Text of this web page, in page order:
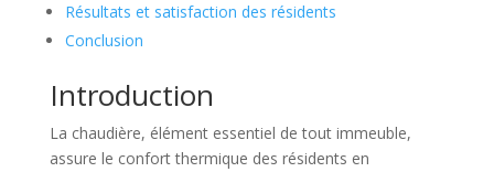
Résultats et satisfaction des résidents
Conclusion
Introduction
La chaudière, élément essentiel de tout immeuble,
assure le confort thermique des résidents en